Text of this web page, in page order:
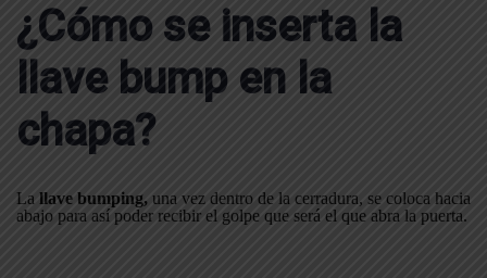
¿Cómo se inserta la
llave bump en la
chapa?
La llave bumping, una vez dentro de la cerradura, se coloca hacia
abajo para así poder recibir el golpe que será el que abra la puerta.